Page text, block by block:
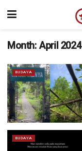
Month:April 2024
BUDAYA
BUDAYA